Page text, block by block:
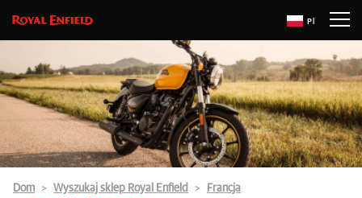
Pl
Dom Wyszukaj sklep Royal Enfield
Francja